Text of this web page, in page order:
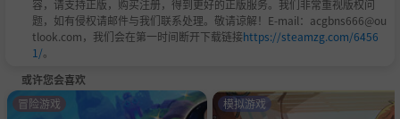
容，请支持正版，购买注册，得到更好的正版服务。我们非常重视版权问
题，如有侵权请邮件与我们联系处理。敬请谅解！E-mail：acgbns666@ou
tlook.com，我们会在第一时间断开下载链接https://steamzg.com/6456
1/。
或许您会喜欢
冒险游戏 模拟游戏